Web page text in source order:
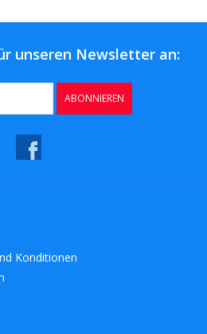
unseren Newsletter an:
ABONNIEREN
Konditionen